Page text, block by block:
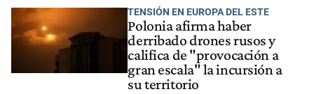
TENSIÓN EN EUROPA DEL ESTE
Polonia afirma haber
derribado drones rusos y
califica de "provocación a
gran escala" la incursión a
su territorio